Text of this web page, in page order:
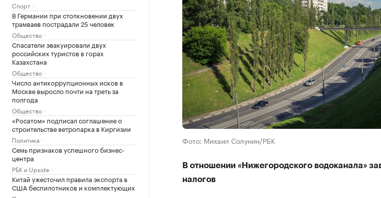
Спорт
В Германии при столкновении двух
трамваев пострадали 25 человек
Общество
Спасатели эвакуировали двух
российских туристов в горах
Казахстана
Общество
Число антикоррупционных исков в
Москве выросло почти на треть за
полгода
Общество
«Росатом» подписал соглашение о
строительстве ветропарка в Киргизии
Политика
Семь признаков успешного бизнес-
центра
РБК и Upside
Китай ужесточил правила экспорта в
США беспилотников и комплектующих
Фото: Михаил Солунин/РБК
В отношении «Нижегородского водоканала»
налогов